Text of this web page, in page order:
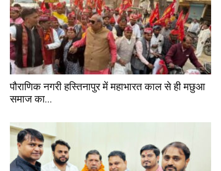
पौराणिक नगरी हस्तिनापुर में महाभारत काल से ही मछुआ
समाज का...